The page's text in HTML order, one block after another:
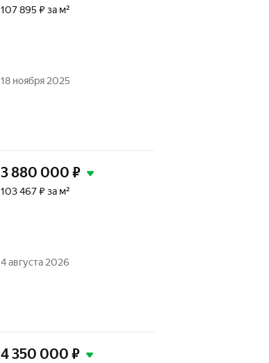
107 895 ₽ за м²
18 ноября 2025
3 880 000 ₽
103 467 ₽ за м²
4 августа 2026
4 350 000 ₽